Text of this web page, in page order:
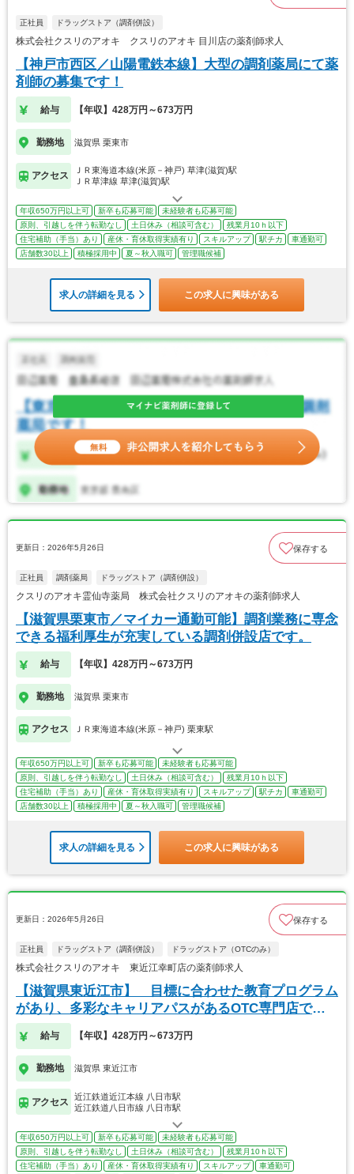
正社員 ドラッグストア（調剤併設）
株式会社クスリのアオキ クスリのアオキ 目川店の薬剤師求人
【神戸市西区／山陽電鉄本線】大型の調剤薬局にて薬
剤師の募集です！
給与 【年収】428万円～673万円
勤務地 滋賀県 栗東市
アクセス
ＪＲ東海道本線(米原－神戸) 草津(滋賀)駅
ＪＲ草津線 草津(滋賀)駅
年収650万円以上可 新卒も応募可能
未経験者も応募可能
原則、引越しを伴う転勤なし
土日休み（相談可含む）
残業月10ｈ以下
住宅補助（手当）あり
産休・育休取得実績有り スキルアップ 駅チカ
車通勤可
店舗数30以上
積極採用中 夏～秋入職可 管理職候補
求人の詳細を見る この求人に興味がある
更新日：2026年5月26日 保存する
正社員 調剤薬局 ドラッグストア（調剤併設）
クスリのアオキ霊仙寺薬局 株式会社クスリのアオキの薬剤師求人
【滋賀県栗東市／マイカー通勤可能】調剤業務に専念
できる福利厚生が充実している調剤併設店です。
給与 【年収】428万円～673万円
勤務地 滋賀県 栗東市
アクセス ＪＲ東海道本線(米原－神戸) 栗東駅
年収650万円以上可 新卒も応募可能
未経験者も応募可能
原則、引越しを伴う転勤なし
土日休み（相談可含む）
残業月10ｈ以下
住宅補助（手当）あり
産休・育休取得実績有り スキルアップ 駅チカ
車通勤可
店舗数30以上
積極採用中 夏～秋入職可 管理職候補
求人の詳細を見る この求人に興味がある
更新日：2026年5月26日 保存する
正社員 ドラッグストア（調剤併設） ドラッグストア（OTCのみ）
株式会社クスリのアオキ 東近江幸町店の薬剤師求人
【滋賀県東近江市】 目標に合わせた教育プログラム
があり、多彩なキャリアパスがあるOTC専門店で
す。
給与 【年収】428万円～673万円
勤務地 滋賀県 東近江市
アクセス
近江鉄道近江本線 八日市駅
近江鉄道八日市線 八日市駅
年収650万円以上可 新卒も応募可能
未経験者も応募可能
原則、引越しを伴う転勤なし
土日休み（相談可含む）
残業月10ｈ以下
住宅補助（手当）あり
産休・育休取得実績有り スキルアップ
車通勤可